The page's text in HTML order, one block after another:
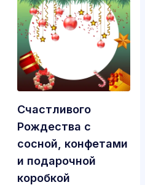
Счастливого
Рождества с
сосной, конфетами
и подарочной
коробкой